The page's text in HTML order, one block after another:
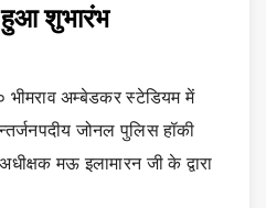
हुआ शुभारंभ
अम्बेडकर स्टेडियम में
जोनल पुलिस हॉकी
मऊ इलामारन जी के द्वारा